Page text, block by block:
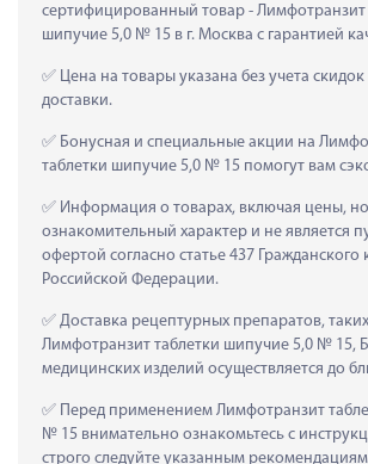
сертифицированный товар - Лимфотранзит
шипучие 5,0 № 15 в г. Москва с гарантией
Цена на товары указана без учета
доставки.
Бонусная и специальные акции на
таблетки шипучие 5,0 № 15 помогут вам
Информация о товарах, включая цены,
ознакомительный характер и не является
офертой согласно статье 437 Гражданского
Российской Федерации.
Доставка рецептурных препаратов,
Лимфотранзит таблетки шипучие 5,0 № 15,
медицинских изделий осуществляется до
Перед применением Лимфотранзит
№ 15 внимательно ознакомьтесь с
строго следуйте указанным